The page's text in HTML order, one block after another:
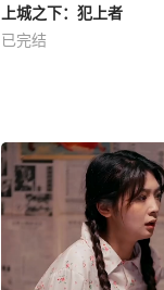
上城之下：犯上者
已完结